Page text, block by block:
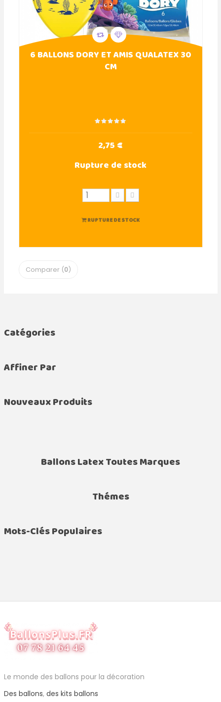
6 BALLONS DORY ET AMIS QUALATEX 30
CM
2,75 €
Rupture de stock
RUPTURE DE STOCK
Comparer (0)
Catégories
Affiner Par
Nouveaux Produits
Ballons Latex Toutes Marques
Thémes
Mots-Clés Populaires
Le monde des ballons pour la décoration
Des ballons, des kits ballons